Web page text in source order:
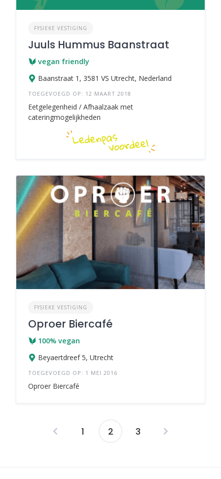
FYSIEKE VESTIGING
Juuls Hummus Baanstraat
vegan friendly
Baanstraat 1, 3581 VS Utrecht, Nederland
TOEGEVOEGD OP: 12 MAART 2018
Eetgelegenheid / Afhaalzaak met
cateringmogelijkheden
FYSIEKE VESTIGING
Oproer Biercafé
100% vegan
Beyaertdreef 5, Utrecht
TOEGEVOEGD OP: 1 MEI 2016
Oproer Biercafé
Berichten
1 2 3